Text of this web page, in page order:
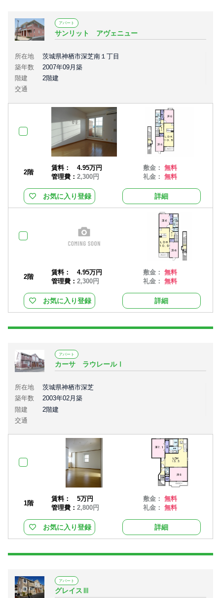
アパート
サンリット アヴェニュー
所在地
茨城県神栖市深芝南１丁目
築年数
2007年09月築
階建
2階建
交通
2階
賃料：
4.95万円
管理費： 2,300円
敷金：無料
礼金：無料
お気に入り登録 詳細
2階
賃料：
4.95万円
管理費： 2,300円
敷金：無料
礼金：無料
お気に入り登録 詳細
アパート
カーサ ラウレールⅠ
所在地
茨城県神栖市深芝
築年数
2003年02月築
階建
2階建
交通
1階
賃料：
5万円
管理費： 2,800円
敷金：無料
礼金：無料
お気に入り登録 詳細
アパート
グレイスⅢ